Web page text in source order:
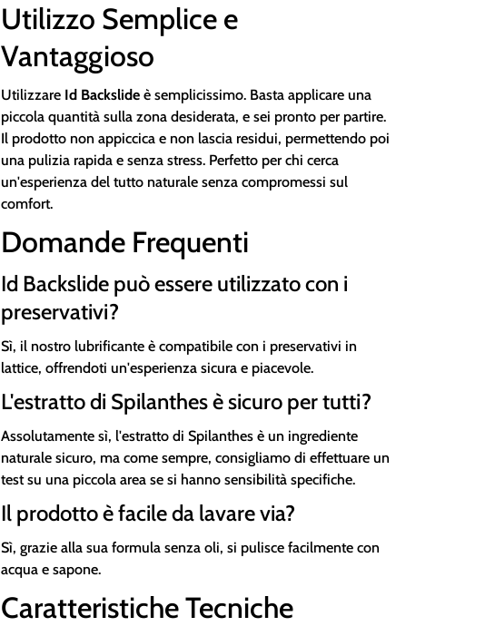
Utilizzo Semplice e
Vantaggioso
Utilizzare Id Backslide è semplicissimo. Basta applicare una
piccola quantità sulla zona desiderata, e sei pronto per partire.
Il prodotto non appiccica e non lascia residui, permettendo poi
una pulizia rapida e senza stress. Perfetto per chi cerca
un'esperienza del tutto naturale senza compromessi sul
comfort.
Domande Frequenti
Id Backslide può essere utilizzato con i
preservativi?
Sì, il nostro lubrificante è compatibile con i preservativi in
lattice, offrendoti un'esperienza sicura e piacevole.
L'estratto di Spilanthes è sicuro per tutti?
Assolutamente sì, l'estratto di Spilanthes è un ingrediente
naturale sicuro, ma come sempre, consigliamo di effettuare un
test su una piccola area se si hanno sensibilità specifiche.
Il prodotto è facile da lavare via?
Sì, grazie alla sua formula senza oli, si pulisce facilmente con
acqua e sapone.
Caratteristiche Tecniche